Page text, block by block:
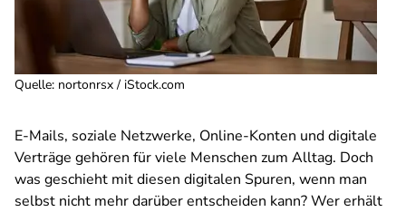
Quelle: nortonrsx / iStock.com
E-Mails, soziale Netzwerke, Online-Konten und digitale
Verträge gehören für viele Menschen zum Alltag. Doch
was geschieht mit diesen digitalen Spuren, wenn man
selbst nicht mehr darüber entscheiden kann? Wer erhält